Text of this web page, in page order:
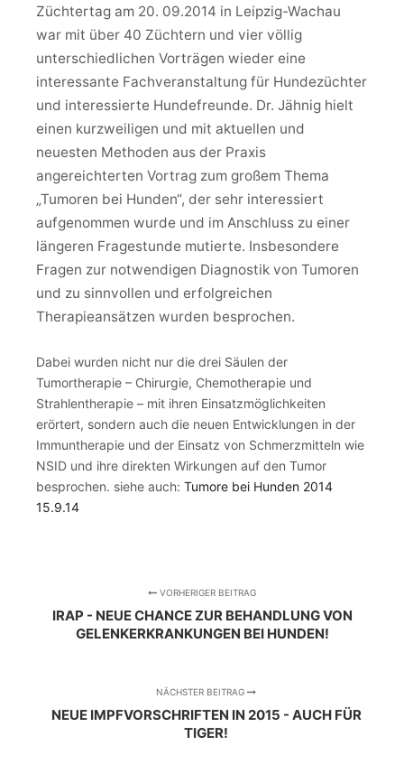
Züchtertag am 20. 09.2014 in Leipzig-Wachau
war mit über 40 Züchtern und vier völlig
unterschiedlichen Vorträgen wieder eine
interessante Fachveranstaltung für Hundezüchter
und interessierte Hundefreunde. Dr. Jähnig hielt
einen kurzweiligen und mit aktuellen und
neuesten Methoden aus der Praxis
angereichterten Vortrag zum großem Thema
„Tumoren bei Hunden“, der sehr interessiert
aufgenommen wurde und im Anschluss zu einer
längeren Fragestunde mutierte. Insbesondere
Fragen zur notwendigen Diagnostik von Tumoren
und zu sinnvollen und erfolgreichen
Therapieansätzen wurden besprochen.
Dabei wurden nicht nur die drei Säulen der
Tumortherapie – Chirurgie, Chemotherapie und
Strahlentherapie – mit ihren Einsatzmöglichkeiten
erörtert, sondern auch die neuen Entwicklungen in der
Immuntherapie und der Einsatz von Schmerzmitteln wie
NSID und ihre direkten Wirkungen auf den Tumor
besprochen. siehe auch: Tumore bei Hunden 2014
15.9.14
VORHERIGER BEITRAG
IRAP - NEUE CHANCE ZUR BEHANDLUNG VON
GELENKERKRANKUNGEN BEI HUNDEN!
NÄCHSTER BEITRAG
NEUE IMPFVORSCHRIFTEN IN 2015 - AUCH FÜR
TIGER!